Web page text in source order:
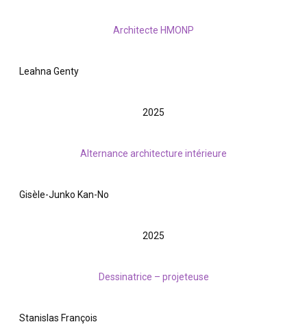
Architecte HMONP
Leahna Genty
2025
Alternance architecture intérieure
Gisèle-Junko Kan-No
2025
Dessinatrice – projeteuse
Stanislas François